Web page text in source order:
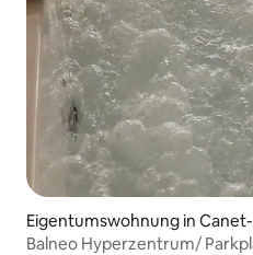
Eigentumswohnung in
Balneo Hyperzentrum/